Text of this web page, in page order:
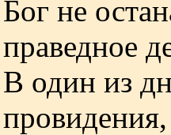
Бог не
праведное
В один из